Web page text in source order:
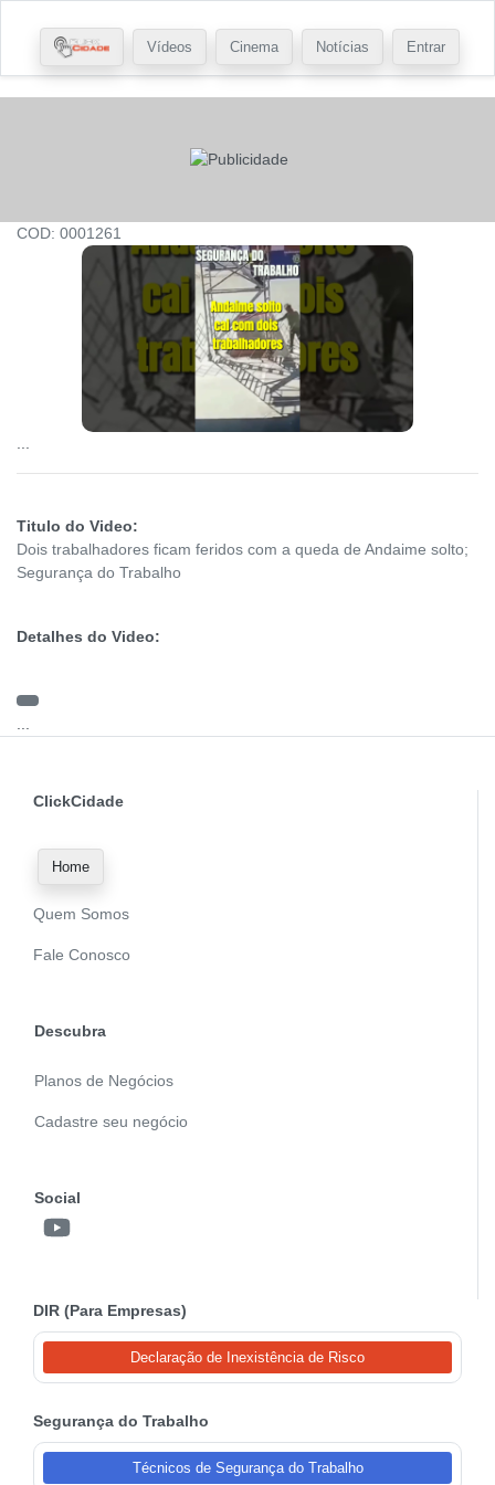
Vídeos Cinema Notícias Entrar
COD: 0001261
Titulo do Video:
Dois trabalhadores ficam feridos com a queda de Andaime solto;
Segurança do Trabalho
Detalhes do Video:
ClickCidade
Home
Quem Somos
Fale Conosco
Descubra
Planos de Negócios
Cadastre seu negócio
Social
DIR (Para Empresas)
Declaração de Inexistência de Risco
Segurança do Trabalho
Técnicos de Segurança do Trabalho